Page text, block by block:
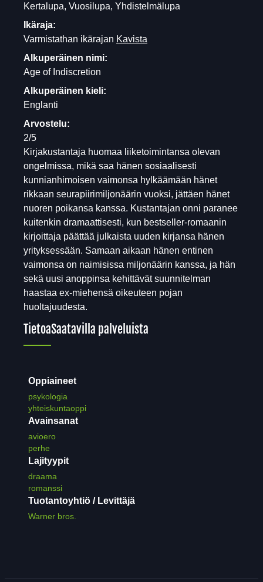
Kertalupa, Vuosilupa, Yhdistelmälupa
Ikäraja:
Varmistathan ikärajan Kavista
Alkuperäinen nimi:
Age of Indiscretion
Alkuperäinen kieli:
Englanti
Arvostelu:
2/5
Kirjakustantaja huomaa liiketoimintansa olevan
ongelmissa, mikä saa hänen sosiaalisesti
kunnianhimoisen vaimonsa hylkäämään hänet
rikkaan seurapiirimiljonäärin vuoksi, jättäen hänet
nuoren poikansa kanssa. Kustantajan onni paranee
kuitenkin dramaattisesti, kun bestseller-romaanin
kirjoittaja päättää julkaista uuden kirjansa hänen
yrityksessään. Samaan aikaan hänen entinen
vaimonsa on naimisissa miljonäärin kanssa, ja hän
sekä uusi anoppinsa kehittävät suunnitelman
haastaa ex-miehensä oikeuteen pojan
huoltajuudesta.
TietoaSaatavilla palveluista
Oppiaineet
psykologia
yhteiskuntaoppi
Avainsanat
avioero
perhe
Lajityypit
draama
romanssi
Tuotantoyhtiö / Levittäjä
Warner bros.